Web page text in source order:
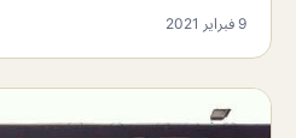
9 فبراير 2021